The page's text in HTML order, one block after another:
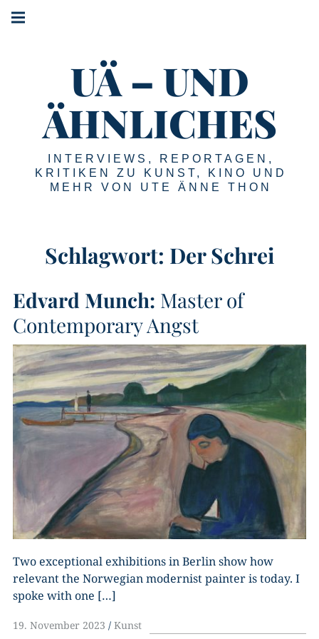
Springe
zum
UÄ – UND
ÄHNLICHES
INTERVIEWS, REPORTAGEN,
KRITIKEN ZU KUNST, KINO UND
MEHR VON UTE ÄNNE THON
Schlagwort: Der Schrei
Edvard Munch: Master of
Contemporary Angst
Two exceptional exhibitions in Berlin show how
relevant the Norwegian modernist painter is today. I
spoke with one […]
19. November 2023 Kunst